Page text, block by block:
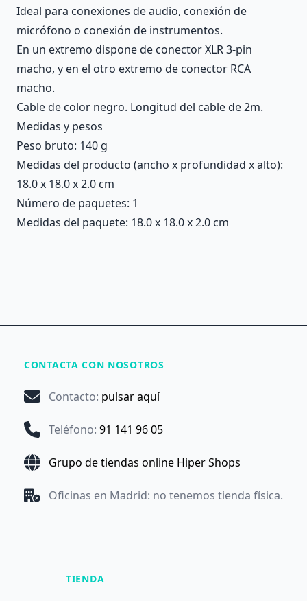
Ideal para conexiones de audio, conexión de
micrófono o conexión de instrumentos.
En un extremo dispone de conector XLR 3-pin
macho, y en el otro extremo de conector RCA
macho.
Cable de color negro. Longitud del cable de 2m.
Medidas y pesos
Peso bruto: 140 g
Medidas del producto (ancho x profundidad x alto):
18.0 x 18.0 x 2.0 cm
Número de paquetes: 1
Medidas del paquete: 18.0 x 18.0 x 2.0 cm
CONTACTA CON NOSOTROS
Contacto: pulsar aquí
Teléfono: 91 141 96 05
Grupo de tiendas online Hiper Shops
Oficinas en Madrid: no tenemos tienda física.
TIENDA